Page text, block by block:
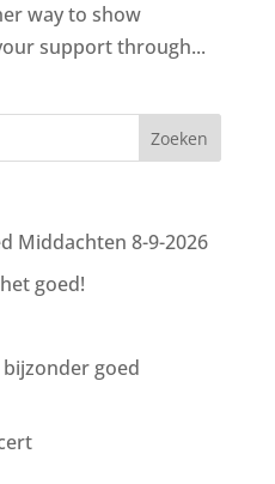
way to show
support through...
Middachten 8-9-2026
goed!
goed